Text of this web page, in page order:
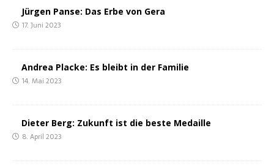
Jür­gen Pan­se: Das Erbe von Gera
17. Juni 2023
Andrea Pla­cke: Es bleibt in der Familie
14. Mai 2023
Die­ter Berg: Zukunft ist die bes­te Medaille
8. April 2023